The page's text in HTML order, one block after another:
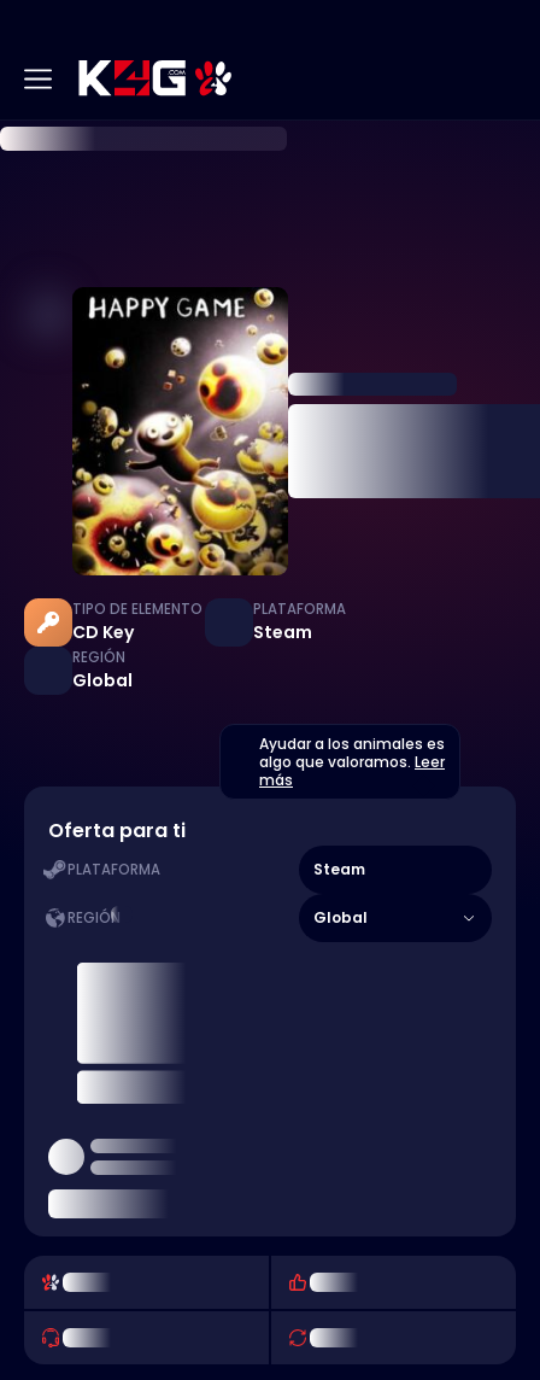
TIPO DE ELEMENTO
CD Key
PLATAFORMA
Steam
REGIÓN
Global
Ayudar a los animales es
algo que valoramos. Leer
más
Oferta para ti
PLATAFORMA Steam
REGIÓN Global